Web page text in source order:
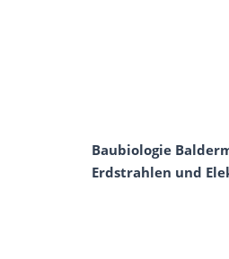
Baubiologie
Erdstrahlen und